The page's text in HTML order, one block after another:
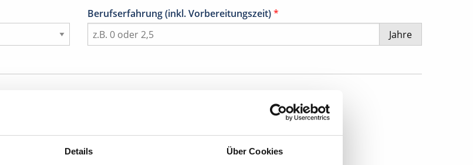
Details Über Cookies
Berufserfahrung (inkl. Vorbereitungszeit)*
Jahre
Titel